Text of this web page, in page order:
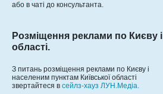
або в чаті до консультанта.
Розміщення реклами по Києву і
області.
З питань розміщення реклами по Києву і
населеним пунктам Київської області
звертайтеся в сейлз-хауз ЛУН.Медіа.